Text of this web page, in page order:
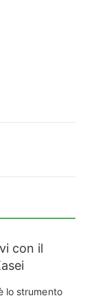
con il
lo strumento